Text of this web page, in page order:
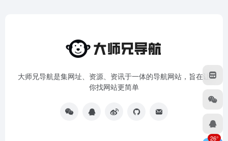
大师兄导航是集网址、资源、资讯于一体的导航网站，旨在让
你找网站更简单
26°